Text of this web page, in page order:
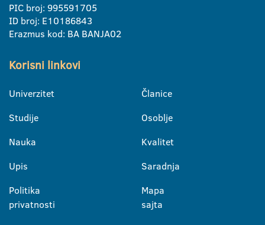
PIC broj: 995591705
ID broj: E10186843
Erazmus kod: BA BANJA02
Korisni linkovi
Univerzitet
Studije
Nauka
Upis
Politika
privatnosti
Članice
Osoblje
Kvalitet
Saradnja
Mapa
sajta